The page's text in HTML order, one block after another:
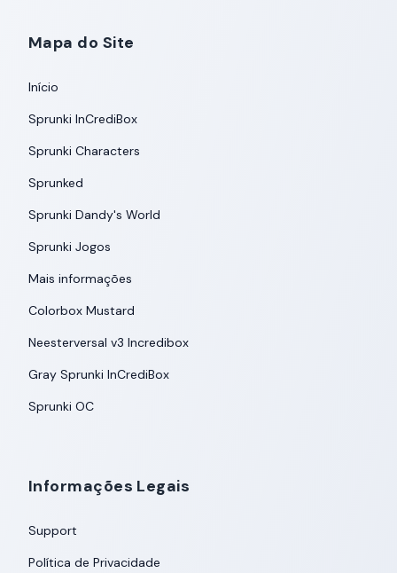
Mapa do Site
Início
Sprunki InCrediBox
Sprunki Characters
Sprunked
Sprunki Dandy's World
Sprunki Jogos
Mais informações
Colorbox Mustard
Neesterversal v3 Incredibox
Gray Sprunki InCrediBox
Sprunki OC
Informações Legais
Support
Política de Privacidade